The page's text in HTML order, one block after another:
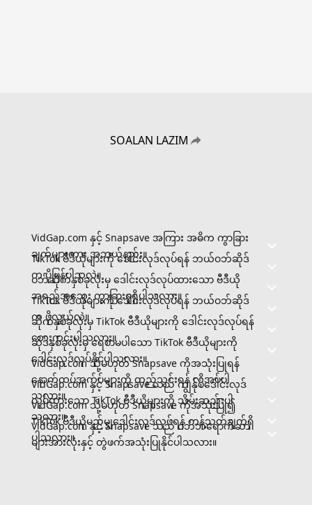
SOALAN LAZIM
VidGap.com နှင့် Snapsave အကြား အဓိက ကွာခြား
ချက်များကား အဘယ်နည်း။
TikTok ဗီဒီယိုများကို ဒေါင်းလုဒ်လုပ်ရန် ဘယ်ဝဘ်ဆိုဒ်
က ပိုမြန်ပါသလဲ။
ဝဘ်ဆိုက်နှစ်ခုလုံးမှ ဒေါင်းလုဒ်လုပ်ထားသော ဗီဒီယို
အရည်အသွေး ကွာခြားမှုရှိပါသလား။
TikTok ဗီဒီယိုများကို ဒေါင်းလုဒ်လုပ်ရန် ဘယ်ဝဘ်ဆိုဒ်
က ပိုလွယ်လဲ။
ဆိုက်နှစ်ခုလုံးမှ TikTok ဗီဒီယိုများကို ဒေါင်းလုဒ်လုပ်ရန်
ဘေးကင်းပါသလား။
ဆိုဒ်နှစ်ခုလုံးမှ ရေစာမပါသော TikTok ဗီဒီယိုများကို
ဒေါင်းလုဒ်လုပ်နိုင်ပါသလား။
VidGap.com သို့မဟုတ် Snapsave ကိုအသုံးပြုရန်
နောက်ထပ်အက်ပ်များကို ထည့်သွင်းရန် လိုအပ်ပါ
သလား။
VidGap.com နှင့် Snapsave သည် ကျွန်ုပ်ဒေါင်းလုဒ်
လုပ်ထားသော TikTok ဗီဒီယိုများကို သိမ်းဆည်းပါ
သလား။
VidGap.com သို့မဟုတ် Snapsave ကိုအသုံးပြု၍
TikTok ဗီဒီယိုမည်မျှဒေါင်းလုဒ်လုပ်ရန် ကန့်သတ်ချက်ရှိ
ပါသလား။
VidGap.com နှင့် Snapsave သည် ဝဘ်ဘရောက်ဆာ
များအားလုံးနှင့် တွဲဖက်အသုံးပြုနိုင်ပါသလား။